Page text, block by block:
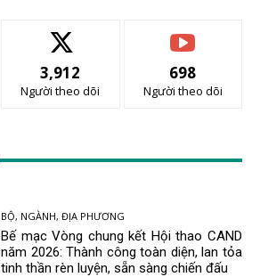
3,912
Người theo dõi
698
Người theo dõi
BỘ, NGÀNH, ĐỊA PHƯƠNG
Bế mạc Vòng chung kết Hội thao CAND
năm 2026: Thành công toàn diện, lan tỏa
tinh thần rèn luyện, sẵn sàng chiến đấu